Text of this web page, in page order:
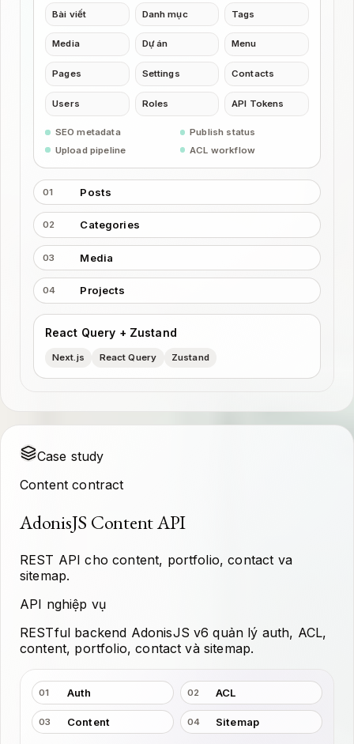
Bài viết Danh mục Tags
Media Dự án Menu
Pages Settings Contacts
Users Roles API Tokens
SEO metadata
Publish status
Upload pipeline
ACL workflow
01 Posts
02 Categories
03 Media
04 Projects
React Query + Zustand
Next.js React Query Zustand
Case study
Content contract
AdonisJS Content API
REST API cho content, portfolio, contact va
sitemap.
API nghiệp vụ
RESTful backend AdonisJS v6 quản lý auth, ACL,
content, portfolio, contact và sitemap.
01 Auth 02 ACL
03 Content 04 Sitemap